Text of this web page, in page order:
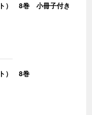
） 8巻 小冊子付き
） 8巻